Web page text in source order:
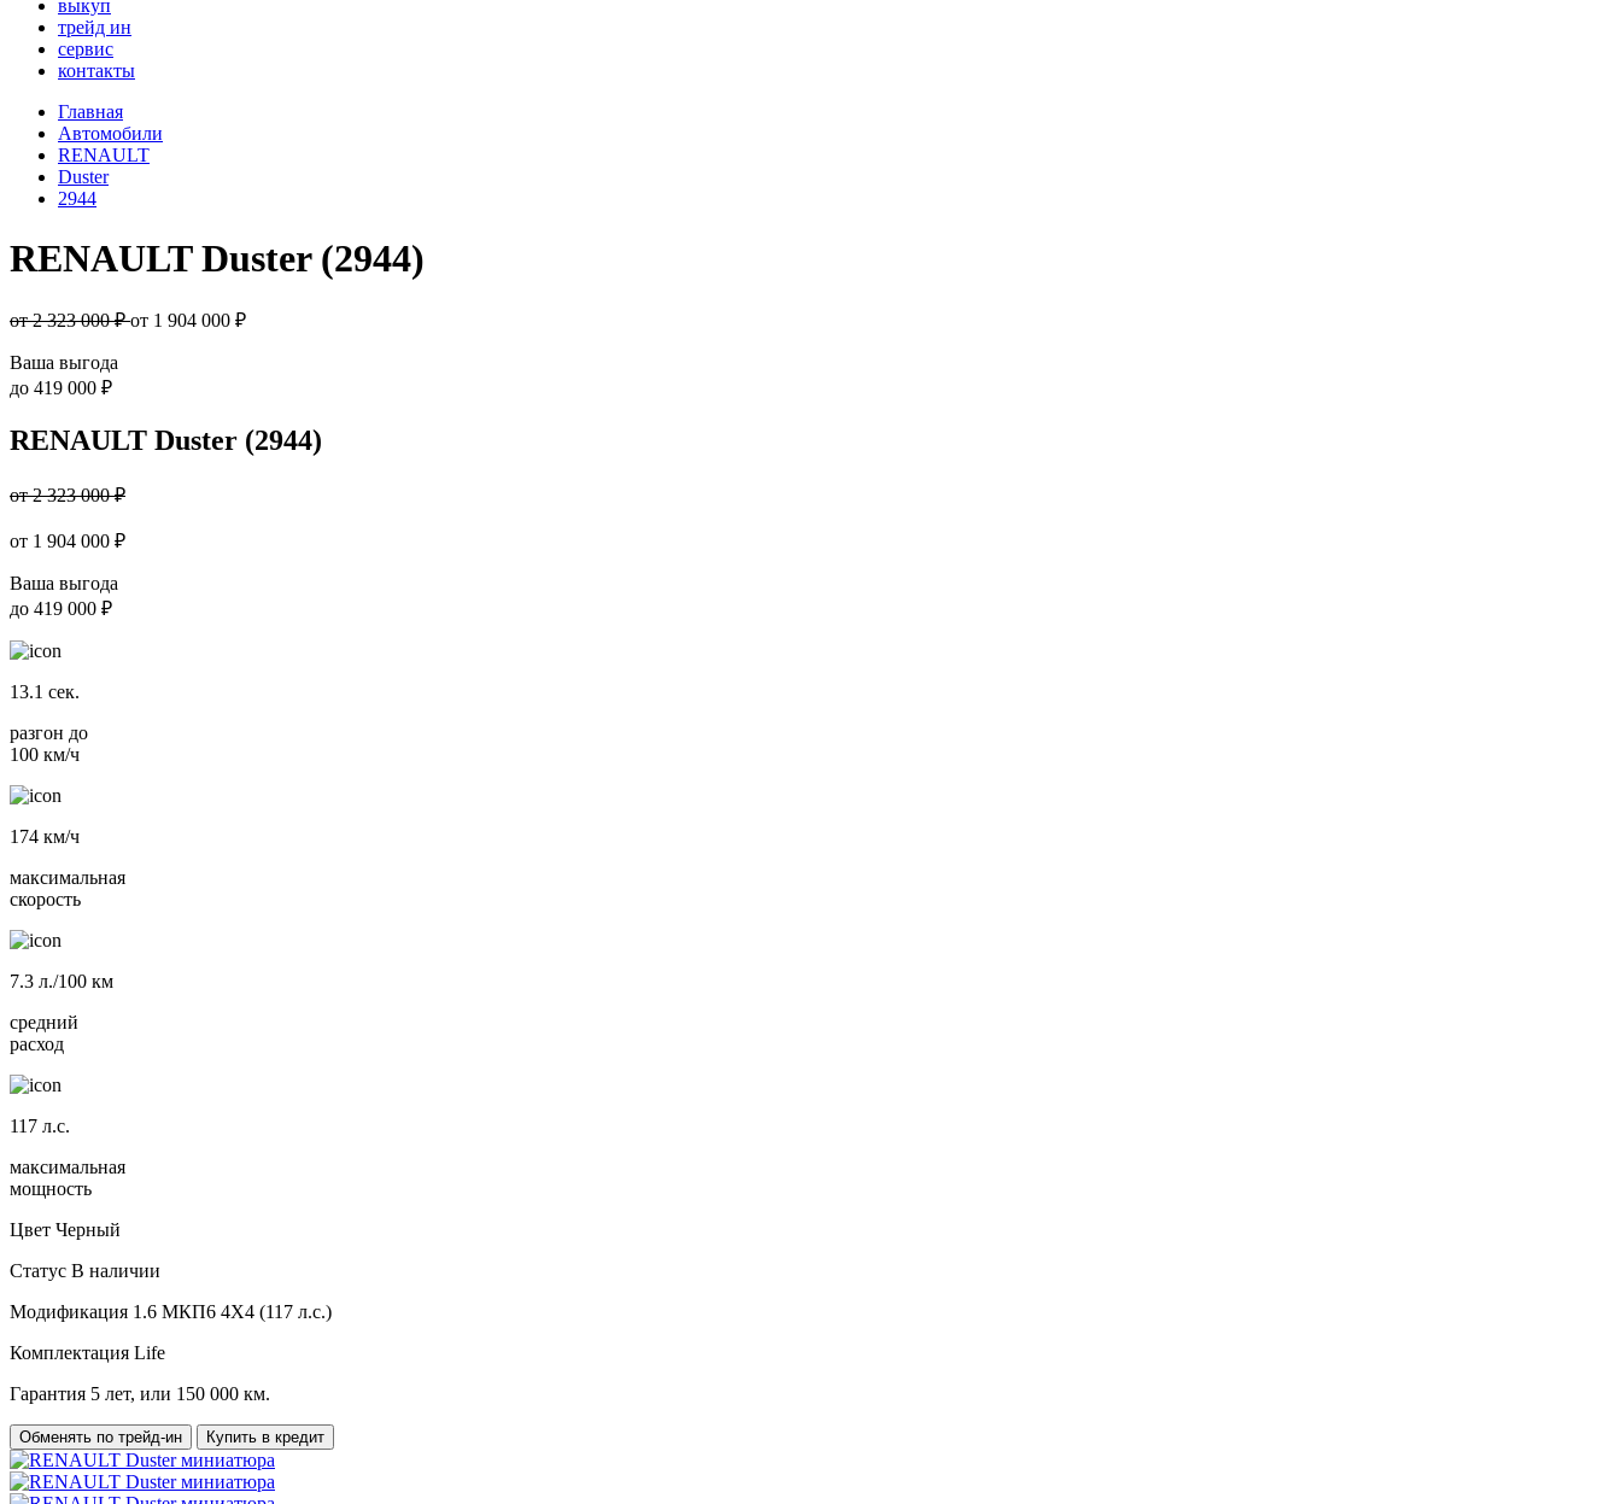
выкуп
трейд ин
сервис
контакты
Главная
Автомобили
RENAULT
Duster
2944
RENAULT Duster (2944)
от 2 323 000 ₽от 1 904 000 ₽
Ваша выгода
до 419 000 ₽
RENAULT Duster (2944)
от 2 323 000 ₽
от 1 904 000 ₽
Ваша выгода
до 419 000 ₽
13.1 сек.
разгон до
100 км/ч
174 км/ч
максимальная
скорость
7.3 л./100 км
средний
расход
117 л.с.
максимальная
мощность
Цвет Черный
Статус В наличии
Модификация 1.6 МКП6 4Х4 (117 л.с.)
Комплектация Life
Гарантия 5 лет, или 150 000 км.
Обменять по трейд-ин Купить в кредит